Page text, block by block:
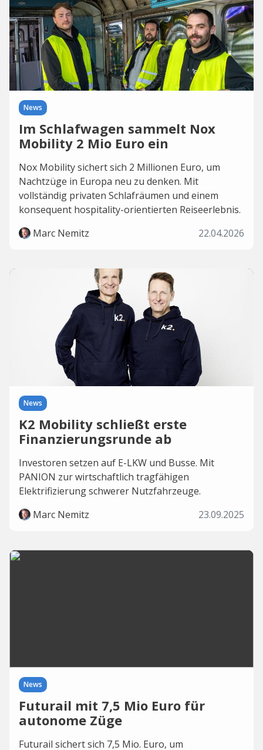
News
Im Schlafwagen sammelt Nox
Mobility 2 Mio Euro ein
Nox Mobility sichert sich 2 Millionen Euro, um
Nachtzüge in Europa neu zu denken. Mit
vollständig privaten Schlafräumen und einem
konsequent hospitality-orientierten Reiseerlebnis.
Marc Nemitz
22.04.2026
News
K2 Mobility schließt erste
Finanzierungsrunde ab
Investoren setzen auf E-LKW und Busse. Mit
PANION zur wirtschaftlich tragfähigen
Elektrifizierung schwerer Nutzfahrzeuge.
Marc Nemitz
23.09.2025
News
Futurail mit 7,5 Mio Euro für
autonome Züge
Futurail sichert sich 7,5 Mio. Euro, um